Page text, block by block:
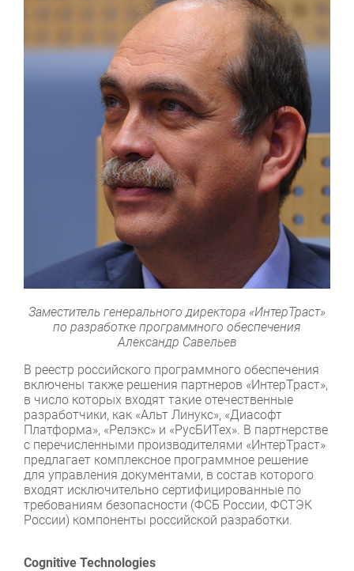
Заместитель генерального директора «ИнтерТраст»
по разработке программного обеспечения
Александр Савельев
В реестр российского программного обеспечения
включены также решения партнеров «ИнтерТраст»,
в число которых входят такие отечественные
разработчики, как «Альт Линукс», «Диасофт
Платформа», «Релэкс» и «РусБИТех». В партнерстве
с перечисленными производителями «ИнтерТраст»
предлагает комплексное программное решение
для управления документами, в состав которого
входят исключительно сертифицированные по
требованиям безопасности (ФСБ России, ФСТЭК
России) компоненты российской разработки.
Cognitive Technologies